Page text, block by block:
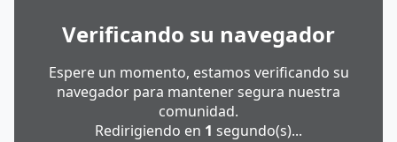
Verificando su navegador
Espere un momento, estamos verificando su
navegador para mantener segura nuestra
comunidad.
Redirigiendo en 1 segundo(s)...